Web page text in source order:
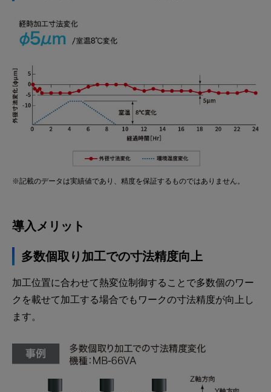
※記載のデータは実績値であり、精度を保証するものではありません。
導入メリット
多数個取り加工での寸法精度向上
加工位置に合わせて熱変位制御することで多数個のワー
クを載せて加工する場合でもワークの寸法精度が向上し
ます。